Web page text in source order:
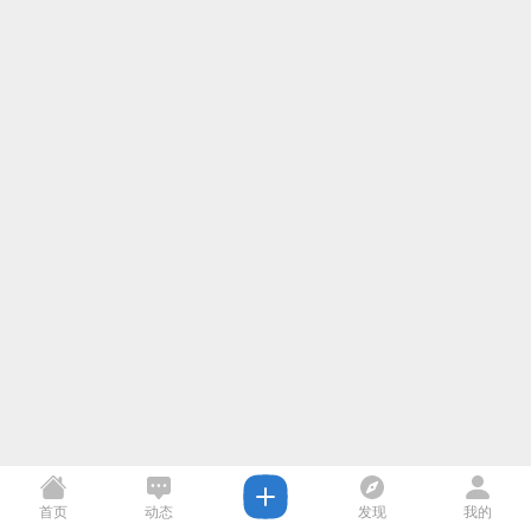
首页 动态 发现 我的